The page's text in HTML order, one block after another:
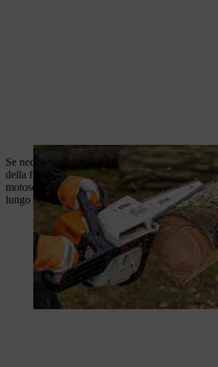
Se necessario, rimuovere la corteccia residua
della figura del cuore. Poi arrotondare tutti gli
motosega usando la punta della guida e farla
lungo i bordi della figura.